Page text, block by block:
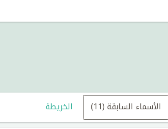
الأسماء السابقة (11) الخريطة